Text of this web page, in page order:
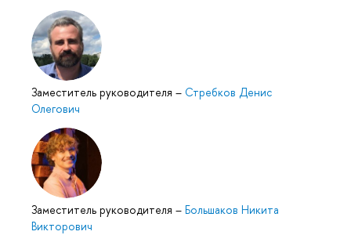
Заместитель руководителя – Стребков Денис
Олегович
Заместитель руководителя – Большаков Никита
Викторович